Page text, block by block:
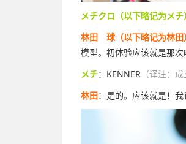
メチクロ（以下略记为メチ）
林田 球（以下略记为林田）
模型。初体验应该就是那次
メチ：KENNER （译注：
林田：是的。应该就是！